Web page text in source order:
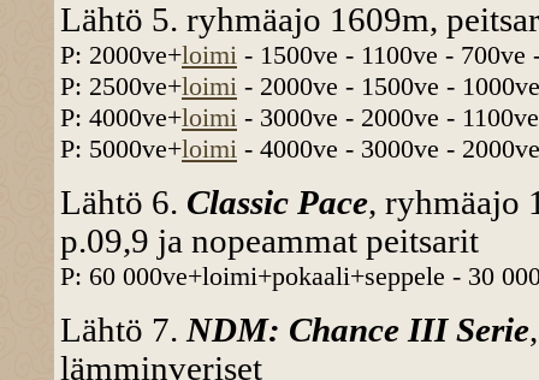
Lähtö 5. ryhmäajo 1609m,
P: 2000ve+loimi - 1500ve - 1100ve - 700ve
P: 2500ve+loimi - 2000ve - 1500ve -
P: 4000ve+loimi - 3000ve - 2000ve -
P: 5000ve+loimi - 4000ve - 3000ve -
Lähtö 6. Classic Pace, ryhmäajo
p.09,9 ja nopeammat peitsarit
P: 60 000ve+loimi+pokaali+seppele - 30
Lähtö 7. NDM: Chance III Serie
lämminveriset